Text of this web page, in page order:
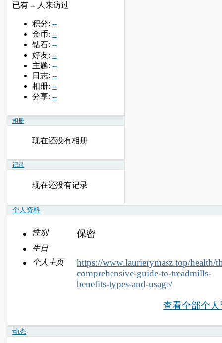
已有 -- 人来访过
积分: --
金币: --
钻石: --
好友: --
主题: --
日志: --
相册: --
分享: --
相册
现在还没有相册
记录
现在还没有记录
个人资料
性别 保密
生日
个人主页
https://www.laurierymasz.top/health/
comprehensive-guide-to-treadmills-
benefits-types-and-usage/
查看全部个人
动态